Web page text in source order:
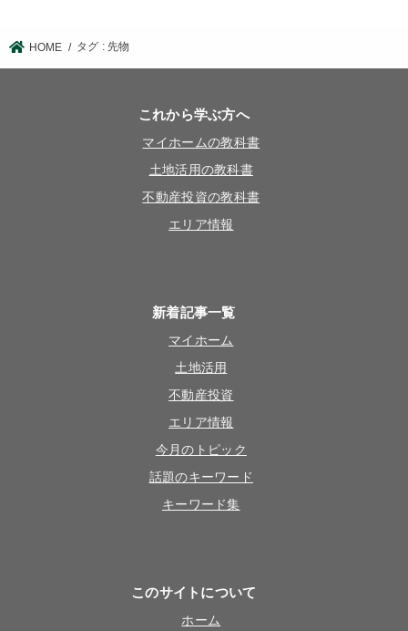
HOME タグ : 先物
これから学ぶ方へ
マイホームの教科書
土地活用の教科書
不動産投資の教科書
エリア情報
新着記事一覧
マイホーム
土地活用
不動産投資
エリア情報
今月のトピック
話題のキーワード
キーワード集
このサイトについて
ホーム